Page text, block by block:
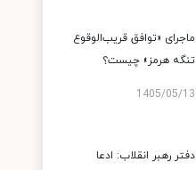
ماجرای «توافق قریب‌الوقوع
تنگه هرمز» چیست؟
1405/05/13
دفتر رهبر انقلاب: ادعا